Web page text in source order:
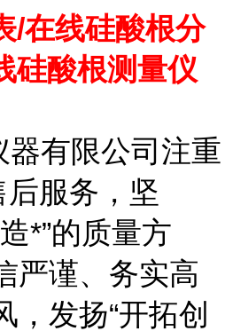
/在线硅酸根分
硅酸根测量仪
有限公司注重
服务，坚
*”的质量方
严谨、务实高
，发扬“开拓创